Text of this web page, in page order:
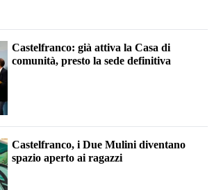
Castelfranco: già attiva la Casa di
comunità, presto la sede definitiva
Castelfranco, i Due Mulini diventano
spazio aperto ai ragazzi